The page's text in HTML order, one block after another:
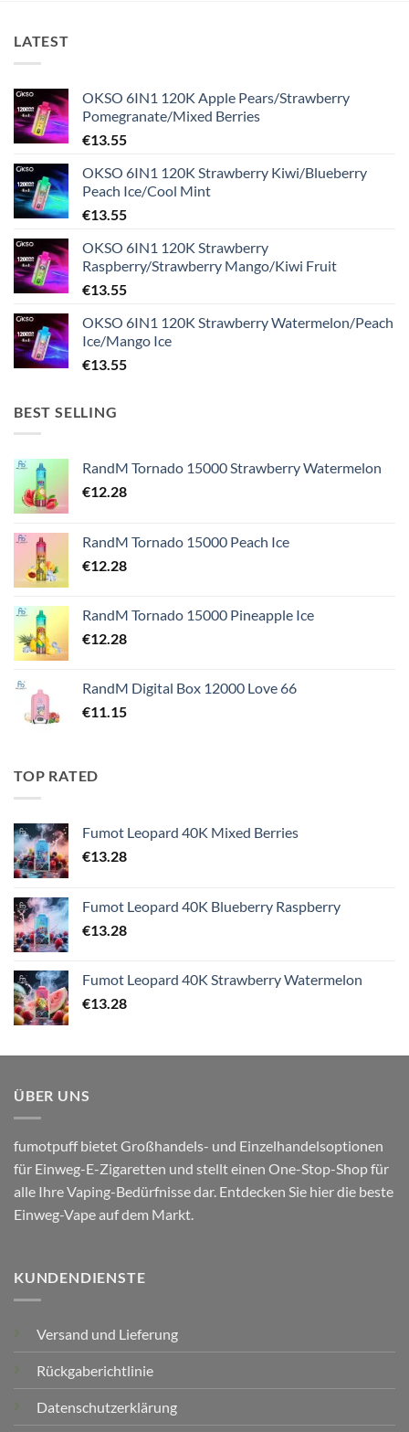
LATEST
OKSO 6IN1 120K Apple Pears/Strawberry
Pomegranate/Mixed Berries
€13.55
OKSO 6IN1 120K Strawberry Kiwi/Blueberry
Peach Ice/Cool Mint
€13.55
OKSO 6IN1 120K Strawberry
Raspberry/Strawberry Mango/Kiwi Fruit
€13.55
OKSO 6IN1 120K Strawberry Watermelon/Peach
Ice/Mango Ice
€13.55
BEST SELLING
RandM Tornado 15000 Strawberry Watermelon
€12.28
RandM Tornado 15000 Peach Ice
€12.28
RandM Tornado 15000 Pineapple Ice
€12.28
RandM Digital Box 12000 Love 66
€11.15
TOP RATED
Fumot Leopard 40K Mixed Berries
€13.28
Fumot Leopard 40K Blueberry Raspberry
€13.28
Fumot Leopard 40K Strawberry Watermelon
€13.28
ÜBER UNS
fumotpuff bietet Großhandels- und Einzelhandelsoptionen
für Einweg-E-Zigaretten und stellt einen One-Stop-Shop für
alle Ihre Vaping-Bedürfnisse dar. Entdecken Sie hier die beste
Einweg-Vape auf dem Markt.
KUNDENDIENSTE
Versand und Lieferung
Rückgaberichtlinie
Datenschutzerklärung